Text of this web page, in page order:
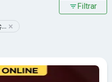
Filtrar
Públicos de São Paulo
×